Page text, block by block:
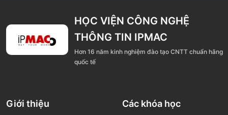
HỌC VIỆN CÔNG NGHỆ
THÔNG TIN IPMAC
Hơn 16 năm kinh nghiệm đào tạo CNTT chuẩn hãng
quốc tế
Giới thiệu Các khóa học